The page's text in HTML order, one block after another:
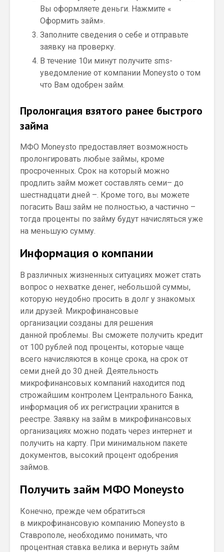
Вы оформляете деньги. Нажмите «
Оформить займ».
Заполните сведения о себе и отправьте
заявку на проверку.
В течение 10и минут получите sms-
уведомление от компании Moneysto о том
что Вам одобрен займ.
Пролонгация взятого ранее быстрого
займа
МФО Moneysto предоставляет возможность
пролонгировать любые займы, кроме
просроченных. Срок на который можно
продлить займ может составлять семи– до
шестнадцати дней –. Кроме того, вы можете
погасить Ваш займ не полностью, а частично –
тогда проценты по займу будут начисляться уже
на меньшую сумму.
Информация о компании
В различных жизненных ситуациях может стать
вопрос о нехватке денег, небольшой суммы,
которую неудобно просить в долг у знакомых
или друзей. Микрофинансовые
организации созданы для решения
данной проблемы. Вы сможете получить кредит
от 100 рублей под проценты, которые чаще
всего начисляются в конце срока, на срок от
семи дней до 30 дней. Деятельность
микрофинансовых компаний находится под
строжайшим контролем Центрального Банка,
информация об их регистрации хранится в
реестре. Заявку на займ в микрофинансовых
организациях можно подать через интернет и
получить на карту. При минимальном пакете
документов, высокий процент одобрения
займов.
Получить займ МФО Moneysto
Конечно, прежде чем обратиться
в микрофинансовую компанию Moneysto в
Ставрополе, необходимо понимать, что
процентная ставка велика и вернуть займ